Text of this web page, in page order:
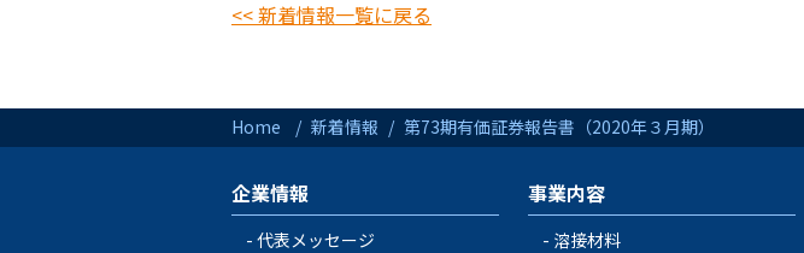
<< 新着情報一覧に戻る
Home 新着情報 第73期有価証券報告書（2020年３月期）
企業情報
代表メッセージ
事業内容
溶接材料